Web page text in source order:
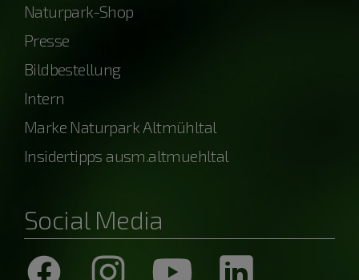
Naturpark-Shop
Presse
Bildbestellung
Intern
Marke Naturpark Altmühltal
Insidertipps ausm.altmuehltal
Social Media